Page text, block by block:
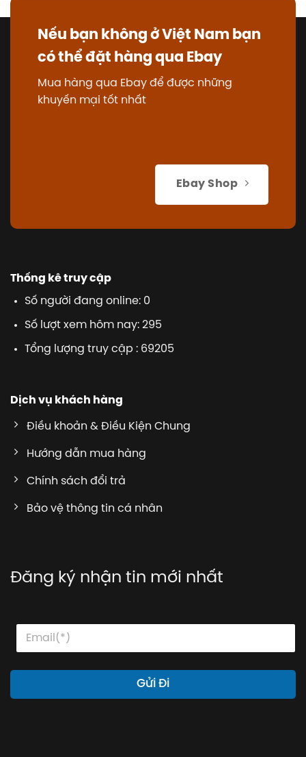
Nếu bạn không ở Việt Nam bạn
có thể đặt hàng qua Ebay
Mua hàng qua Ebay để được những
khuyến mại tốt nhất
Ebay Shop
Thống kê truy cập
Số người đang online: 0
Số lượt xem hôm nay: 295
Tổng lượng truy cập : 69205
Dịch vụ khách hàng
Điều khoản & Điều Kiện Chung
Hướng dẫn mua hàng
Chính sách đổi trả
Bảo vệ thông tin cá nhân
Đăng ký nhận tin mới nhất
l
i
E
E
a
i
Gửi Đi